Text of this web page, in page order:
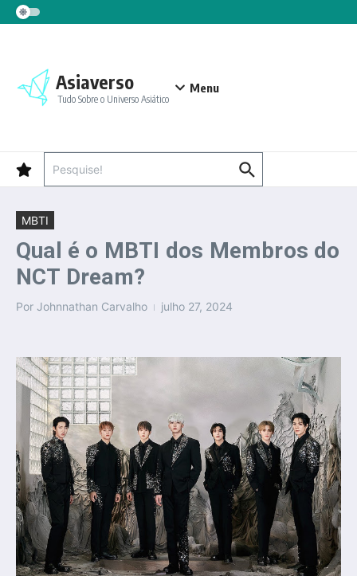
Ir para o conteúdo
Asiaverso
Tudo Sobre o Universo Asiático
Menu
MBTI
Qual é o MBTI dos Membros do
NCT Dream?
Por Johnnathan Carvalho julho 27, 2024